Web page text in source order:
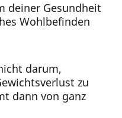
deiner Gesundheit
Wohlbefinden
darum,
zu
dann von ganz